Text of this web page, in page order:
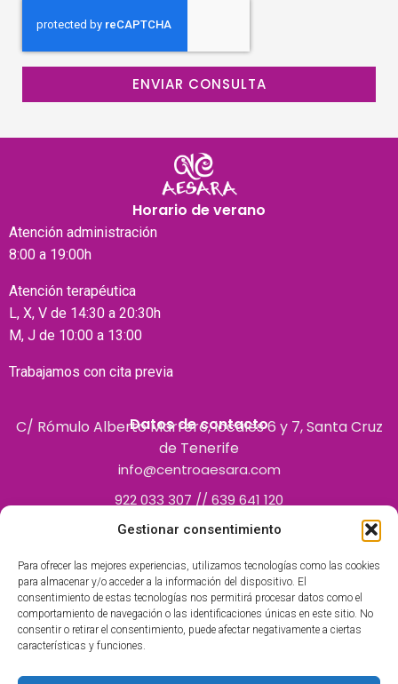
Gestionar consentimiento
Para ofrecer las mejores experiencias, utilizamos tecnologías como las cookies
para almacenar y/o acceder a la información del dispositivo. El
consentimiento de estas tecnologías nos permitirá procesar datos como el
comportamiento de navegación o las identificaciones únicas en este sitio. No
consentir o retirar el consentimiento, puede afectar negativamente a ciertas
características y funciones.
ENVIAR CONSULTA
Horario de verano
Atención administración
8:00 a 19:00h
Atención terapéutica
L, X, V de 14:30 a 20:30h
M, J de 10:00 a 13:00
Trabajamos con cita previa
Datos de contacto
C/ Rómulo Alberto Marrero, locales 6 y 7, Santa Cruz
de Tenerife
info@centroaesara.com
922 033 307 // 639 641 120
Autorizados por el Servicio Canario de la Salud como centro